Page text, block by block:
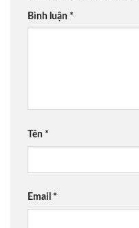
Bình luận *
Tên *
Email *